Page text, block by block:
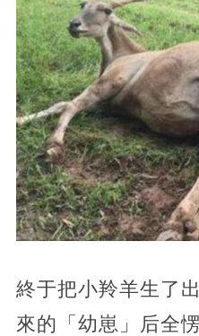
終于把小羚羊生了
來的「幼崽」后全